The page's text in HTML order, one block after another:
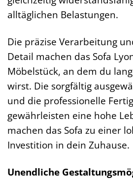
alltäglichen Belastungen.
Die präzise Verarbeitung
Detail machen das Sofa
Möbelstück, an dem du
wirst. Die sorgfältig
und die professionelle
gewährleisten eine hohe
machen das Sofa zu einer
Investition in dein Zuhause.
Unendliche